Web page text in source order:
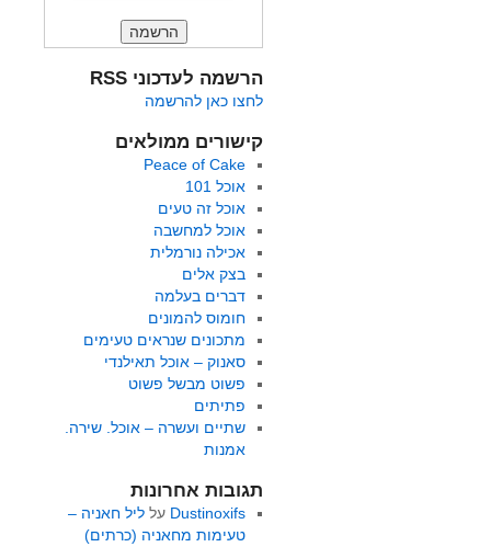
הרשמה לעדכוני RSS
לחצו כאן להרשמה
קישורים ממולאים
Peace of Cake
אוכל 101
אוכל זה טעים
אוכל למחשבה
אכילה נורמלית
בצק אלים
דברים בעלמה
חומוס להמונים
מתכונים שנראים טעימים
סאנוק – אוכל תאילנדי
פשוט מבשל פשוט
פתיתים
שתיים ועשרה – אוכל. שירה.
אמנות
תגובות אחרונות
Dustinoxifs על ליל חאניה –
טעימות מחאניה (כרתים)